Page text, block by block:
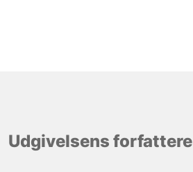
Udgivelsens forfattere